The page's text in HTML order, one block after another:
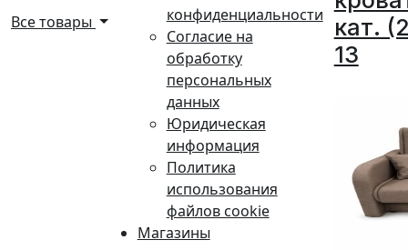
Все товары
конфиденциальности
Согласие на
обработку
персональных
данных
Юридическая
информация
Политика
использования
файлов cookie
Магазины
кат.
13